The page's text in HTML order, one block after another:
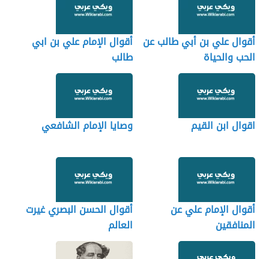
أقوال علي بن أبي طالب عن
الحب والحياة
أقوال الإمام علي بن ابي
طالب
اقوال ابن القيم وصايا الإمام الشافعي
أقوال الإمام علي عن
المنافقين
أقوال الحسن البصري غيرت
العالم